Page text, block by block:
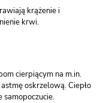
krążenie i
krwi.
cierpiącym na m.in.
oskrzelową. Ciepło